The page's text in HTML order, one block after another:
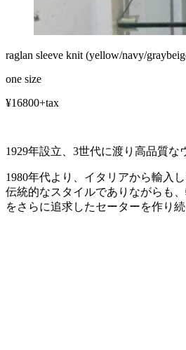
raglan sleeve knit (yellow/navy/
one size
¥16800+tax
1929年設立、3世代に渡り高品質な
1980年代より、イタリアから輸入
伝統的なスタイルでありながらも
をさらに追求したセーターを作り続